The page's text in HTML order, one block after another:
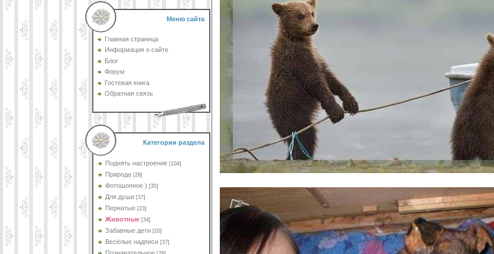
Меню сайта
Главная страница
Информация о сайте
Блог
Форум
Гостевая книга
Обратная связь
Категории раздела
Поднять настроение [104]
Природа [29]
Фотошопное ) [35]
Для души [37]
Пернатые [23]
Животные [34]
Забавные дети [20]
Весёлые надписи [37]